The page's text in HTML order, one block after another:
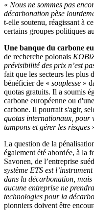
« Nous ne sommes pas
décarbonation pèse
t-elle soutenu, réagissant à
certains groupes politiques
Une banque du carbone
de recherche polonais
prévisibilité des prix n’est
fait que les secteurs les
bénéficier de « souplesse »
quotas gratuits. Il a soumis
carbone européenne ou
carbone. Il pourrait s'agir,
quotas internationaux, pour
tampons et gérer les risques
La question de la
également été abordée, à la
Savonen, de l’entreprise
système ETS est
dans la décarbonation,
aucune entreprise ne
technologies pour la
pionniers doivent être